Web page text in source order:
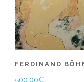
FERDINAND
500.00€